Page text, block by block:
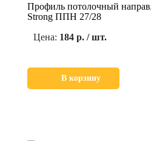
Профиль потолочный
Strong ППН 27/28
Цена: 184 р. / шт.
В корзину